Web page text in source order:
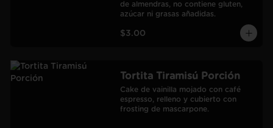
de almendras, no contiene gluten,
azúcar ni grasas añadidas.
$3.00
Tortita Tiramisú Porción
Cake de vainilla mojado con café
espresso, relleno y cubierto con
frosting de mascarpone.